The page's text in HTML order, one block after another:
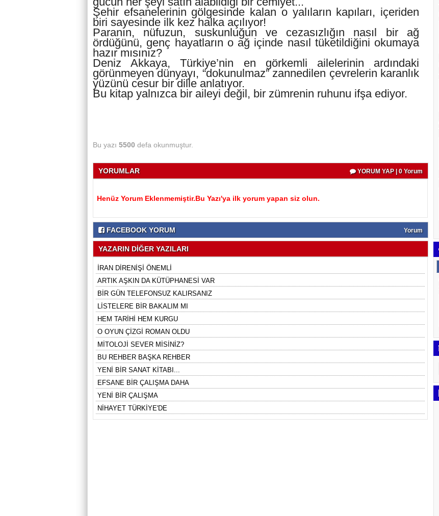
Şehir efsanelerinin gölgesinde kalan o yalıların kapıları, içeriden
biri sayesinde ilk kez halka açılıyor!
Paranın, nüfuzun, suskunluğun ve cezasızlığın nasıl bir ağ
ördüğünü, genç hayatların o ağ içinde nasıl tüketildiğini okumaya
hazır mısınız?
Deniz Akkaya, Türkiye’nin en görkemli ailelerinin ardındaki
görünmeyen dünyayı, “dokunulmaz” zannedilen çevrelerin karanlık
yüzünü cesur bir dille anlatıyor.
Bu kitap yalnızca bir aileyi değil, bir zümrenin ruhunu ifşa ediyor.
Bu yazı 5500 defa okunmuştur.
YORUMLAR YORUM YAP | 0 Yorum
Henüz Yorum Eklenmemiştir.Bu Yazı'ya ilk yorum yapan siz olun.
FACEBOOK YORUM Yorum
YAZARIN DİĞER YAZILARI
İRAN DİRENİŞİ ÖNEMLİ
ARTIK AŞKIN DA KÜTÜPHANESİ VAR
BİR GÜN TELEFONSUZ KALIRSANIZ
LİSTELERE BİR BAKALIM MI
HEM TARİHİ HEM KURGU
O OYUN ÇİZGİ ROMAN OLDU
MİTOLOJİ SEVER MİSİNİZ?
BU REHBER BAŞKA REHBER
YENİ BİR SANAT KİTABI...
EFSANE BİR ÇALIŞMA DAHA
YENİ BİR ÇALIŞMA
NİHAYET TÜRKİYE'DE